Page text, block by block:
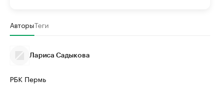
АвторыТеги
Лариса Садыкова
РБК Пермь